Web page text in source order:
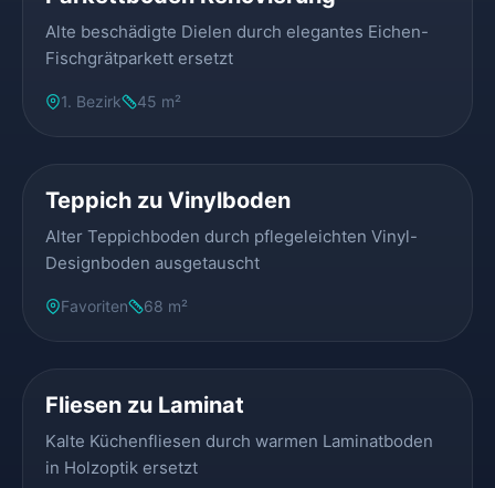
Alte beschädigte Dielen durch elegantes Eichen-
Fischgrätparkett ersetzt
1. Bezirk 45 m²
Teppich zu Vinylboden
Alter Teppichboden durch pflegeleichten Vinyl-
Designboden ausgetauscht
Favoriten 68 m²
Fliesen zu Laminat
Kalte Küchenfliesen durch warmen Laminatboden
in Holzoptik ersetzt